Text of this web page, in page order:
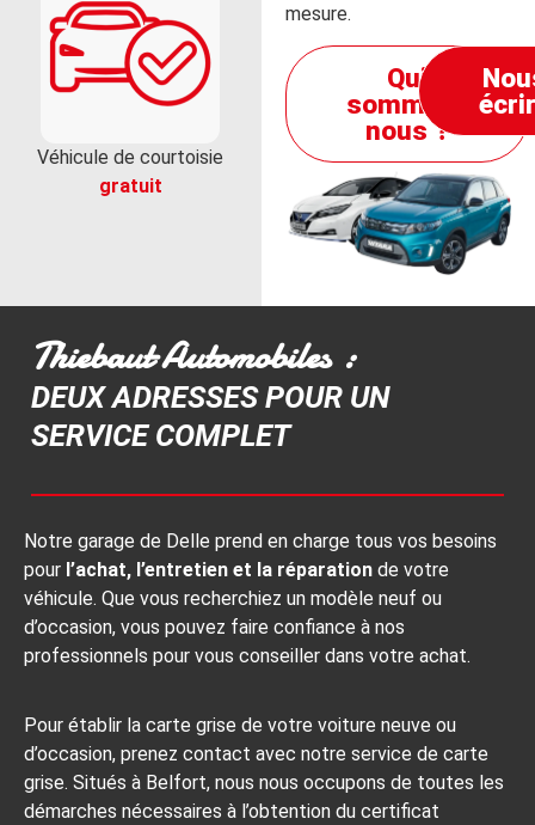
Véhicule de courtoisie
gratuit
mesure.
Qui
sommes-
nous ?
Thiebaut Automobiles :
DEUX ADRESSES POUR UN
SERVICE COMPLET
Notre garage de Delle prend en charge tous vos besoins
pour l’achat, l’entretien et la réparation de votre
véhicule. Que vous recherchiez un modèle neuf ou
d’occasion, vous pouvez faire confiance à nos
professionnels pour vous conseiller dans votre achat.
Pour établir la carte grise de votre voiture neuve ou
d’occasion, prenez contact avec notre service de carte
grise. Situés à Belfort, nous nous occupons de toutes les
démarches nécessaires à l’obtention du certificat